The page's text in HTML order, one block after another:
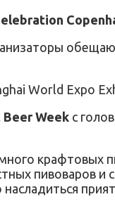
World Expo
Week с
крафтовых
пивоваров и
насладиться